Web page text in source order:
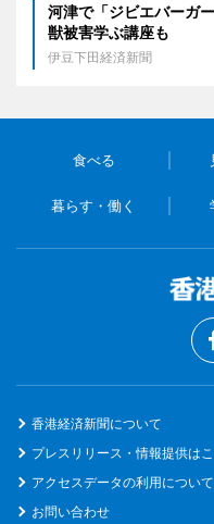
河津で「ジビエバーガ
獣被害学ぶ講座も
伊豆下田経済新聞
食べる
暮らす・働く
香港経済新聞について
プレスリリース・情報提供は
アクセスデータの利用について
お問い合わせ